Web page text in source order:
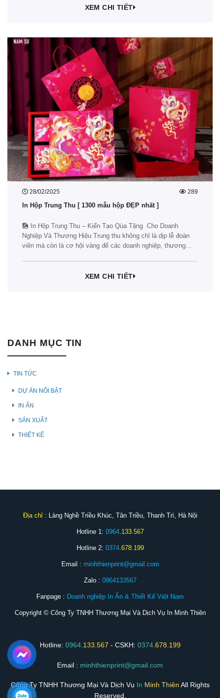
XEM CHI TIẾT
28/02/2025 289
In Hộp Trung Thu [ 1300 mẫu hộp ĐẸP nhất ]
🎑 In Hộp Trung Thu – Kiến Tạo Qùa Tặng Cho Doanh
Nghiệp Và Thương Hiệu Trung thu không chỉ là dịp lễ đoàn
viên mà còn là cơ hội vàng để các doanh nghiệp, thương
XEM CHI TIẾT
DANH MỤC TIN
TIN TỨC
DỰ ÁN NỔI BẬT
IN ẤN
SẢN XUẤT
THIẾT KẾ
Địa chỉ : Làng Nghề Triều Khúc, Tân Triều, Thanh Trì, Hà Nội
Hotline 1: 0964.133.567
Hotline 2: 0374.678.199
Email : minhthienprint@gmail.com
Zalo : 0964133567
Fanpage : Doanh nghiệp In Ấn & Thiết Kế Việt Nam
Copyright © Công Ty TNHH Thương Mại Và Dịch Vụ In Minh Thiên
Hotline: 0964.133.567 - CSKH: 0374.678.199
Email : minhthienprint@gmail.com
Công Ty TNHH Thương Mại Và Dịch Vụ In Minh Thiên All Rights
Reserved.